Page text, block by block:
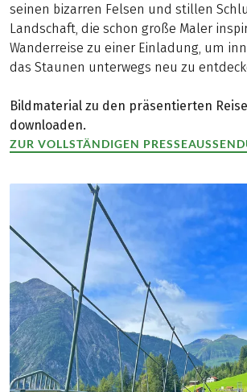
seinen bizarren Felsen und stillen
Landschaft, die schon große Maler
Wanderreise zu einer Einladung, um
das Staunen unterwegs neu zu
Bildmaterial zu den präsentierten
downloaden.
ZUR VOLLSTÄNDIGEN